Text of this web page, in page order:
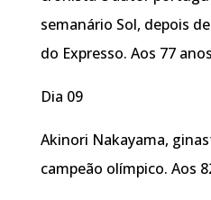
semanário Sol, depois
do Expresso. Aos 77
Dia 09
Akinori Nakayama,
campeão olímpico. Aos